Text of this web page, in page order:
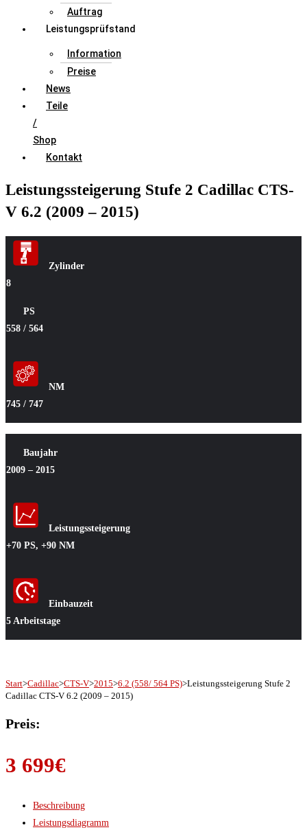
Auftrag
Leistungsprüfstand
Information
Preise
News
Teile
/
Shop
Kontakt
Leistungssteigerung Stufe 2 Cadillac CTS-
V 6.2 (2009 – 2015)
Zylinder
8
PS
558 / 564
NM
745 / 747
Baujahr
2009 – 2015
Leistungssteigerung
+70 PS, +90 NM
Einbauzeit
5 Arbeitstage
Start>Cadillac>CTS-V>2015>6.2 (558/ 564 PS)>Leistungssteigerung Stufe 2
Cadillac CTS-V 6.2 (2009 – 2015)
Preis:
3 699€
Beschreibung
Leistungsdiagramm